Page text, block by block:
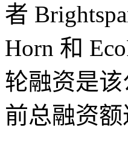
者
Horn 和
轮融资是
前总融资